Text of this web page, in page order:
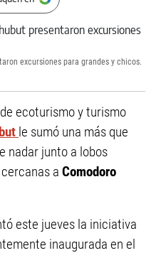
excursiones para grandes y chicos.
ecoturismo y turismo
le sumó una más que
nadar junto a lobos
a Comodoro
este jueves la iniciativa
inaugurada en el